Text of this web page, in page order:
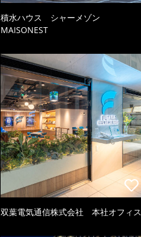
積水ハウス シャーメゾン
MAISONEST
双葉電気通信株式会社 本社オフィス